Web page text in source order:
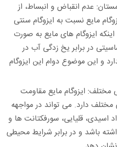
عدم انقباض و انبساط، از
مایع نسبت به ایزوگام سنتی
ایزوگام‌ های مایع به صورت
در برابر یخ زدگی آب در
و این موضوع دوام این ایزوگام‌
مختلف:ایزوگام مایع مقاومت
مختلف دارد. می‌ تواند در مواجهه
اسیدی، قلیایی، سورفکتانت‌ ها و
باشد و در برابر شرایط محیطی